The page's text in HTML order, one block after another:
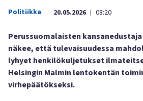
Politiikka 20.05.2026 | 08:20
Perussuomalaisten kansanedustaja
näkee, että tulevaisuudessa
lyhyet henkilökuljetukset
Helsingin Malmin lentokentän
virhepäätökseksi.